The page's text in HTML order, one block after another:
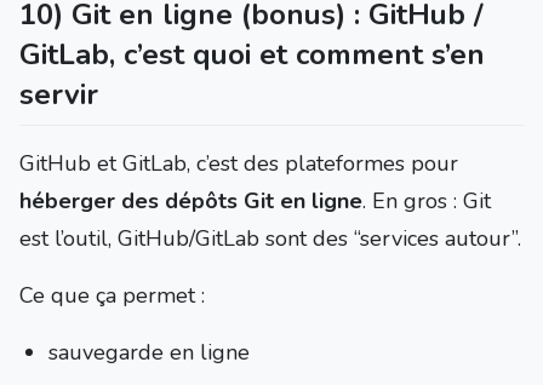
10) Git en ligne (bonus) : GitHub /
GitLab, c’est quoi et comment s’en
servir
GitHub et GitLab, c’est des plateformes pour
héberger des dépôts Git en ligne. En gros : Git
est l’outil, GitHub/GitLab sont des “services autour”.
Ce que ça permet :
sauvegarde en ligne